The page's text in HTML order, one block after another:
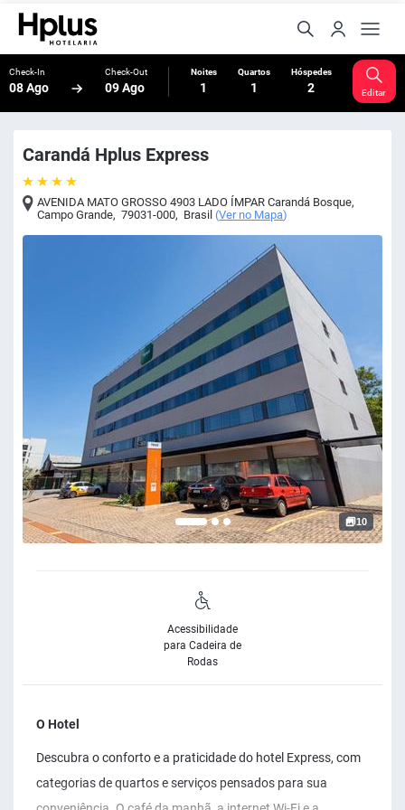
Check-In
08 Ago
Check-Out
09 Ago
Noites
1
Quartos
1
Hóspedes
2 Editar
Carandá Hplus Express
AVENIDA MATO GROSSO 4903 LADO ÍMPAR Carandá Bosque,
Campo Grande, 79031-000, Brasil (Ver no Mapa)
10
Acessibilidade
para Cadeira de
Rodas
O Hotel
Descubra o conforto e a praticidade do hotel Express, com
categorias de quartos e serviços pensados para sua